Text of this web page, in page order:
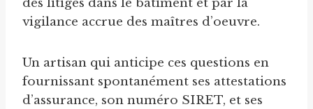
des litiges dans le bâtiment et par la
vigilance accrue des maîtres d’oeuvre.
Un artisan qui anticipe ces questions en
fournissant spontanément ses attestations
d’assurance, son numéro SIRET, et ses